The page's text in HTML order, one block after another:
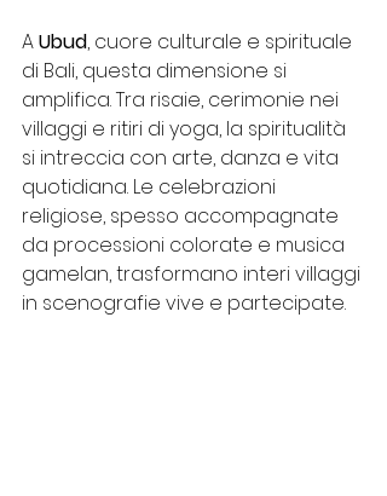
A Ubud, cuore culturale e spirituale
di Bali, questa dimensione si
amplifica. Tra risaie, cerimonie nei
villaggi e ritiri di yoga, la spiritualità
si intreccia con arte, danza e vita
quotidiana. Le celebrazioni
religiose, spesso accompagnate
da processioni colorate e musica
gamelan, trasformano interi villaggi
in scenografie vive e partecipate.